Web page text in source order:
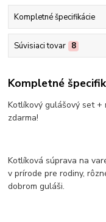
Kompletné špecifikácie
Súvisiaci tovar 8
Kompletné
Kotlíkový gulášový set +
zdarma!
Kotlíková súprava na
v prírode pre rodiny,
dobrom guláši.